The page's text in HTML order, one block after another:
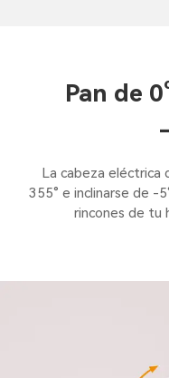
Pan de
La cabeza eléctrica
355° e inclinarse de -
rincones de tu